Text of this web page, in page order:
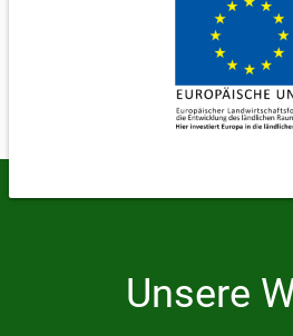
Unsere